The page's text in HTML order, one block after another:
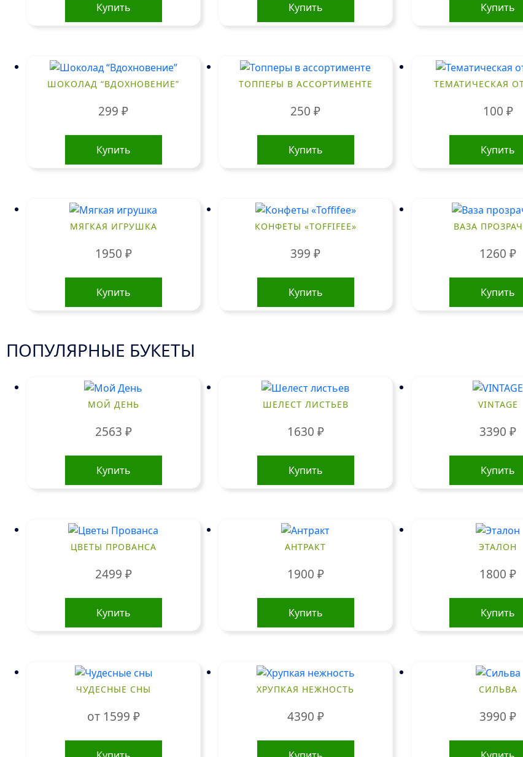
Купить Купить Купить
ШОКОЛАД “ВДОХНОВЕНИЕ”
299₽
Купить
ТОППЕРЫ В АССОРТИМЕНТЕ
250₽
Купить
ТЕМАТИЧЕСКАЯ
100 ₽
Купить
МЯГКАЯ ИГРУШКА
1950 ₽
Купить
КОНФЕТЫ «TOFFIFEE»
399₽
Купить
ВАЗА
1260 ₽
Купить
ПОПУЛЯРНЫЕ БУКЕТЫ
МОЙ ДЕНЬ
2563 ₽
Купить
ШЕЛЕСТ ЛИСТЬЕВ
1630 ₽
Купить
VINTAGE
3390 ₽
Купить
ЦВЕТЫ ПРОВАНСА
2499 ₽
Купить
АНТРАКТ
1900 ₽
Купить
ЭТАЛОН
1800 ₽
Купить
ЧУДЕСНЫЕ СНЫ
от 1599 ₽
Этот
ХРУПКАЯ НЕЖНОСТЬ
4390 ₽
СИЛЬВА
3990 ₽